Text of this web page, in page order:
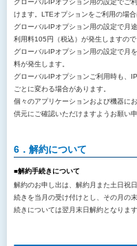
グローバルIPオプション用の設定でご
けます。LTEオプションをご利用の場
グローバルIPオプション用の設定で月
利用料105円（税込）が発生しますので
グローバルIPオプション用の設定で月
料が発生します。
グローバルIPオプションご利用時も、
ごとに変わる場合があります。
個々のアプリケーションおよび機器に
供元にご確認いただけますようお願い申
6．解約について
■解約手続きについて
解約のお申し出は、解約月また土日祝
続きを当月の受け付けとし、その月の
続きについては翌月末日解約となります